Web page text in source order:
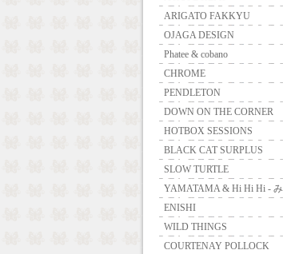
ARIGATO FAKKYU
OJAGA DESIGN
Phatee & cobano
CHROME
PENDLETON
DOWN ON THE CORNER
HOTBOX SESSIONS
BLACK CAT SURPLUS
SLOW TURTLE
YAMATAMA & Hi Hi Hi -
ENISHI
WILD THINGS
COURTENAY POLLOCK